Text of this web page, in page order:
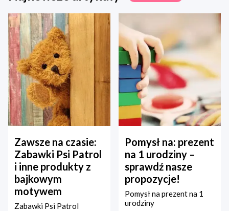
Zawsze na czasie:
Zabawki Psi Patrol
i inne produkty z
bajkowym
motywem
Zabawki Psi Patrol
Pomysł na: prezent
na 1 urodziny –
sprawdź nasze
propozycje!
Pomysł na prezent na 1
urodziny